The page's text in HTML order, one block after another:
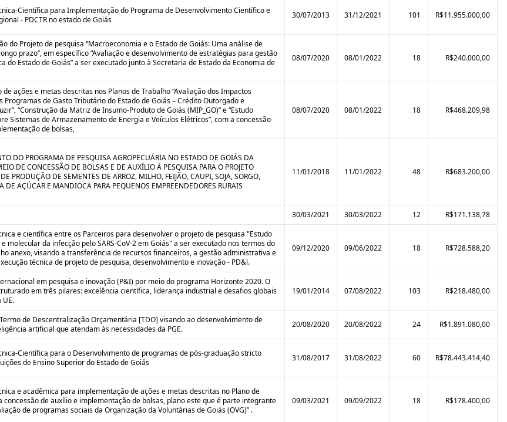
Científica para Implementação do Programa de Desenvolvimento Científico e
- PDCTR no estado de Goiás
30/07/2013 31/12/2021 101 R$11.955.000,00
do Projeto de pesquisa “Macroeconomia e o Estado de Goiás: Uma análise de
prazo”, em específico “Avaliação e desenvolvimento de estratégias para gestão
do Estado de Goiás” a ser executado junto à Secretaria de Estado da Economia de
08/07/2020 08/01/2022 18 R$240.000,00
ações e metas descritas nos Planos de Trabalho “Avaliação dos Impactos
Programas de Gasto Tributário do Estado de Goiás – Crédito Outorgado e
“Construção da Matriz de Insumo-Produto de Goiás (MIP_GO)” e “Estudo
Sistemas de Armazenamento de Energia e Veículos Elétricos”, com a concessão
de bolsas,
08/07/2020 08/01/2022 18 R$468.209,98
DO PROGRAMA DE PESQUISA AGROPECUÁRIA NO ESTADO DE GOIÁS DA
DE CONCESSÃO DE BOLSAS E DE AUXÍLIO À PESQUISA PARA O PROJETO
PRODUÇÃO DE SEMENTES DE ARROZ, MILHO, FEIJÃO, CAUPI, SOJA, SORGO,
DE AÇÚCAR E MANDIOCA PARA PEQUENOS EMPREENDEDORES RURAIS
11/01/2018 11/01/2022 48 R$683.200,00
30/03/2021 30/03/2022 12 R$171.138,78
e científica entre os Parceiros para desenvolver o projeto de pesquisa "Estudo
molecular da infecção pelo SARS-CoV-2 em Goiás" a ser executado nos termos do
anexo, visando a transferência de recursos financeiros, a gestão administrativa e
técnica de projeto de pesquisa, desenvolvimento e inovação - PD&l.
09/12/2020 09/06/2022 18 R$728.588,20
em pesquisa e inovação (P&I) por meio do programa Horizonte 2020. O
em três pilares: excelência científica, liderança industrial e desafios globais
UE.
19/01/2014 07/08/2022 103 R$218.480,00
de Descentralização Orçamentária [TDO] visando ao desenvolvimento de
artificial que atendam às necessidades da PGE.
20/08/2020 20/08/2022 24 R$1.891.080,00
Científica para o Desenvolvimento de programas de pós-graduação stricto
de Ensino Superior do Estado de Goiás
31/08/2017 31/08/2022 60 R$78.443.414,40
e acadêmica para implementação de ações e metas descritas no Plano de
concessão de auxílio e implementação de bolsas, plano este que é parte integrante
de programas sociais da Organização da Voluntárias de Goiás (OVG)” .
09/03/2021 09/09/2022 18 R$178.400,00